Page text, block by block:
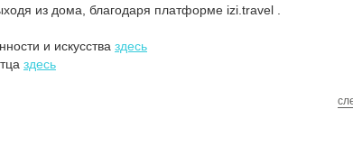
из дома, благодаря платформе izi.travel .
и искусства здесь
здесь